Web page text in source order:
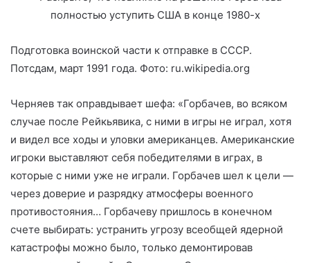
Подготовка воинской части к отправке в СССР.
Потсдам, март 1991 года. Фото: ru.wikipedia.org
Черняев так оправдывает шефа: «Горбачев, во всяком
случае после Рейкьявика, с ними в игры не играл, хотя
и видел все ходы и уловки американцев. Американские
игроки выставляют себя победителями в играх, в
которые с ними уже не играли. Горбачев шел к цели —
через доверие и разрядку атмосферы военного
противостояния… Горбачеву пришлось в конечном
счете выбирать: устранить угрозу всеобщей ядерной
катастрофы можно было, только демонтировав